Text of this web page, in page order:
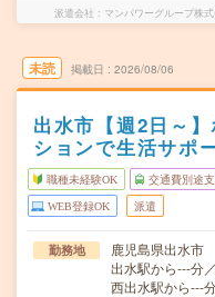
派遣会社 マンパワーグループ株
未読 掲載日 2026/08/06
出水市【週2日～
ションで生活サポ
職種未経験OK 交通費別途
WEB登録OK 派遣
勤務地
鹿児島県出水市
出水駅から---分
西出水駅から---